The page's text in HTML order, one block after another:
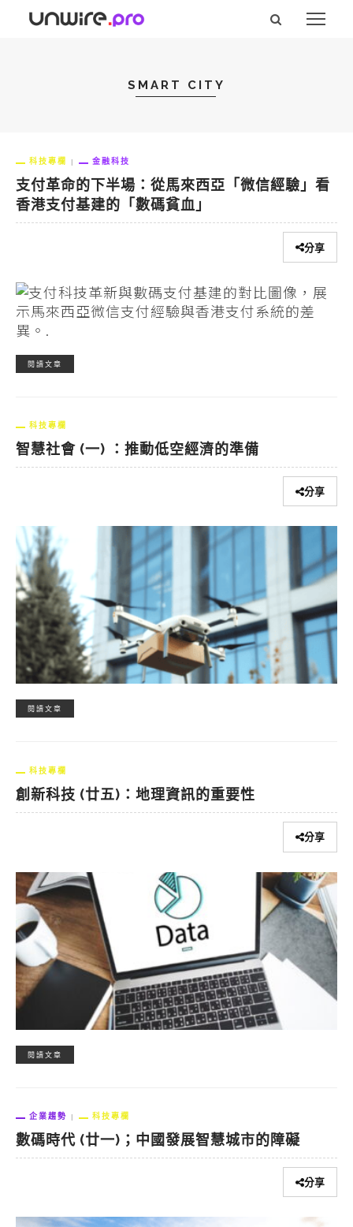
SMART CITY
科技專欄 金融科技
支付革命的下半場：從馬來西亞「微信經驗」看
香港支付基建的「數碼貧血」
分享
閱讀文章
科技專欄
智慧社會 (一) ：推動低空經濟的準備
分享
閱讀文章
科技專欄
創新科技 (廿五)：地理資訊的重要性
分享
閱讀文章
企業趨勢 科技專欄
數碼時代 (廿一)；中國發展智慧城市的障礙
分享